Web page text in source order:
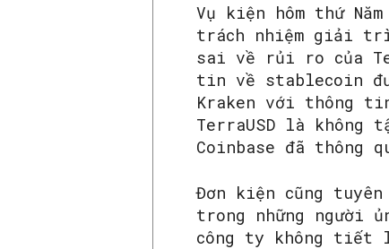
Vụ kiện hôm thứ
trách nhiệm giải
sai về rủi ro của
tin về stablecoin
Kraken với thông
TerraUSD là
Coinbase đã thông
Đơn kiện cũng
trong những người
công ty không tiết